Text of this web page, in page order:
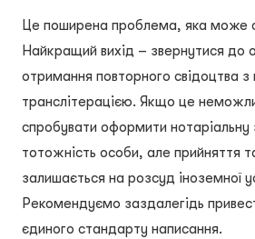
Це поширена проблема, яка може
Найкращий вихід – звернутися до
отримання повторного свідоцтва з
транслітерацією. Якщо це
спробувати оформити нотаріальну
тотожність особи, але прийняття
залишається на розсуд іноземної
Рекомендуємо заздалегідь
єдиного стандарту написання.